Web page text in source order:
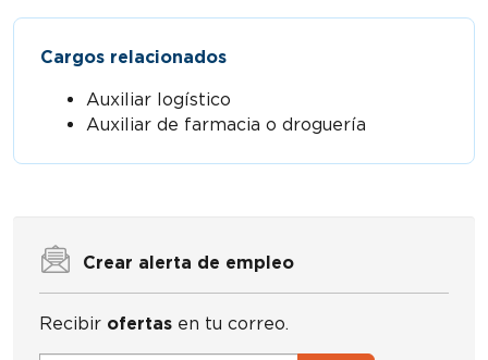
Cargos relacionados
Auxiliar logístico
Auxiliar de farmacia o droguería
Crear alerta de empleo
Recibir ofertas en tu correo.